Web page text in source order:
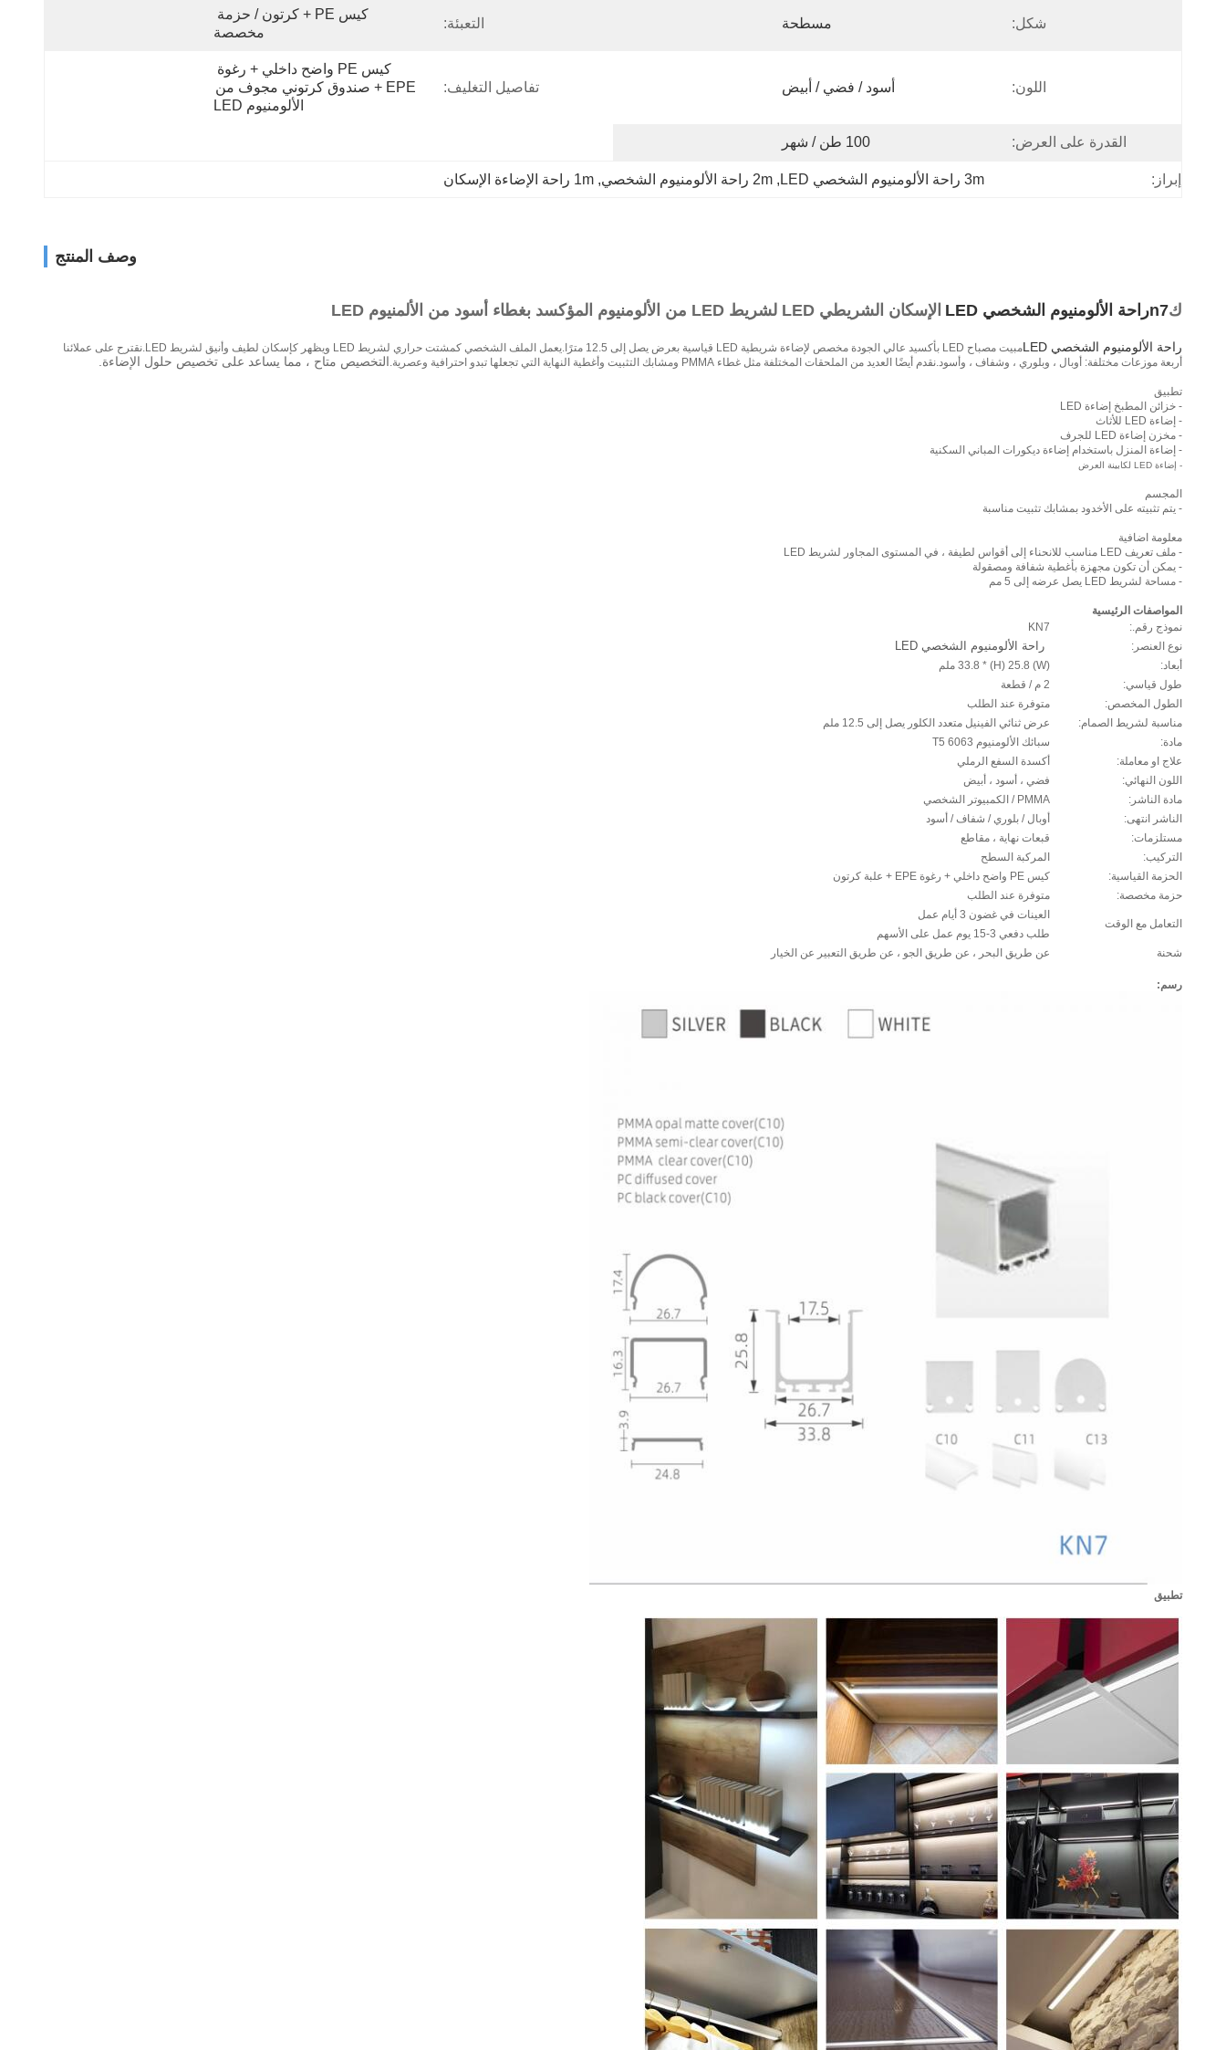
شكل: مسطحة التعبئة:
مخصصة
اللون: أسود / فضي / أبيض تفاصيل التغليف:
الألومنيوم LED
القدرة على العرض: 100 طن / شهر
إبراز: 3m راحة الألومنيوم الشخصي LED , 2m راحة الألومنيوم الشخصي , 1m راحة الإضاءة الإسكان
وصف المنتج
كn7راحة الألومنيوم الشخصي LED الإسكان الشريطي LED لشريط LED من الألومنيوم المؤكسد بغطاء أسود من الألمنيوم LED
راحة الألومنيوم الشخصي LED
مبيت مصباح LED بأكسيد عالي الجودة مخصص لإضاءة شريطية LED قياسية بعرض يصل إلى 12.5 مترًا.يعمل الملف الشخصي كمشتت حراري لشريط LED ويظهر كإسكان لطيف وأنيق لشريط LED.نقترح على عملائنا
أربعة موزعات مختلفة: أوبال ، وبلوري ، وشفاف ، وأسود.نقدم أيضًا العديد من الملحقات المختلفة مثل غطاء PMMA ومشابك التثبيت وأغطية النهاية التي تجعلها تبدو احترافية وعصرية.
التخصيص متاح ، مما يساعد على تخصيص حلول الإضاءة.
تطبيق
- خزائن المطبخ إضاءة LED
- إضاءة LED للأثاث
- مخزن إضاءة LED للجرف
- إضاءة المنزل باستخدام إضاءة ديكورات المباني السكنية
- إضاءة LED لكابينة العرض
المجسم
- يتم تثبيته على الأخدود بمشابك تثبيت مناسبة
معلومة اضافية
- ملف تعريف LED مناسب للانحناء إلى أقواس لطيفة ، في المستوى المجاور لشريط LED
- يمكن أن تكون مجهزة بأغطية شفافة ومصقولة
- مساحة لشريط LED يصل عرضه إلى 5 مم
المواصفات الرئيسية
نموذج رقم.:
KN7
نوع العنصر:
راحة الألومنيوم الشخصي LED
أبعاد:
(W) 33.8 * (H) 25.8 ملم
طول قياسي:
2 م / قطعة
الطول المخصص:
متوفرة عند الطلب
مناسبة لشريط الصمام:
عرض ثنائي الفينيل متعدد الكلور يصل إلى 12.5 ملم
مادة:
سبائك الألومنيوم 6063 T5
علاج او معاملة:
أكسدة السفع الرملي
اللون النهائي:
فضي ، أسود ، أبيض
مادة الناشر:
PMMA / الكمبيوتر الشخصي
الناشر انتهى:
أوبال / بلوري / شفاف / أسود
مستلزمات:
قبعات نهاية ، مقاطع
التركيب:
المركبة السطح
الحزمة القياسية:
كيس PE واضح داخلي + رغوة EPE + علبة كرتون
حزمة مخصصة:
متوفرة عند الطلب
التعامل مع الوقت
العينات في غضون 3 أيام عمل
طلب دفعي 3-15 يوم عمل على الأسهم
شحنة
عن طريق البحر ، عن طريق الجو ، عن طريق التعبير عن الخيار
رسم:
تطبيق